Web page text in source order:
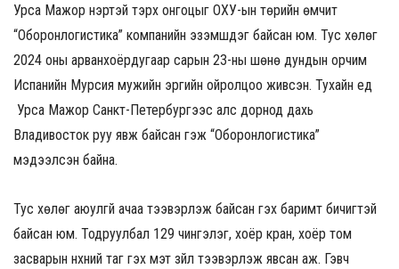
Урса Мажор нэртэй тэрхүү онгоцыг ОХУ-ын төрийн өмчит
“Оборонлогистика” компанийн эзэмшдэг байсан юм. Тус хөлөг
2024 оны арванхоёрдугаар сарын 23-ны шөнө дундын орчим
Испанийн Мурсия мужийн эргийн ойролцоо живсэн. Тухайн үед
Урса Мажор Санкт-Петербургээс алс дорнод дахь
Владивосток руу явж байсан гэж “Оборонлогистика”
мэдээлсэн байна.
Тус хөлөг аюулгүй ачаа тээвэрлэж байсан гэх баримт бичигтэй
байсан юм. Тодруулбал 129 чингэлэг, хоёр кран, хоёр том
засварын нүхний таг гэх мэт зүйл тээвэрлэж явсан аж. Гэвч